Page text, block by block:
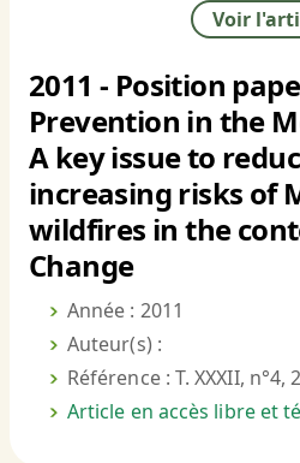
Voir
2011 - Position
Prevention in the
A key issue to
increasing risks of
wildfires in the
Change
Année : 2011
Auteur(s) :
Référence : T. XXXII, n°4,
Article en accès libre et